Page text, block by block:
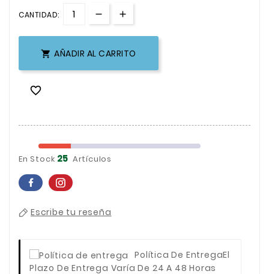
CANTIDAD:
 AÑADIR AL CARRITO

En Stock 25 Artículos
Escribe tu reseña
Política De EntregaEl
Plazo De Entrega Varía De 24 A 48 Horas